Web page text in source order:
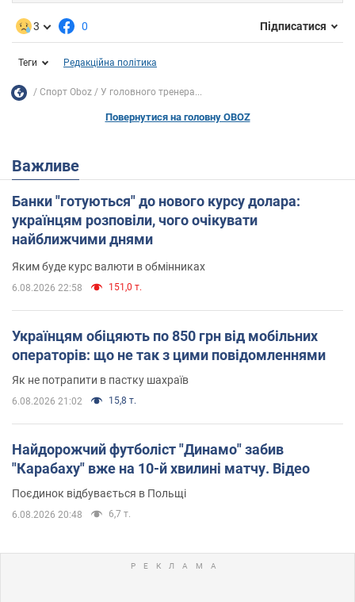
3 0 Підписатися
Теги Редакційна політика
Спорт Oboz У головного тренера...
Повернутися на головну OBOZ
Важливе
Банки "готуються" до нового курсу долара:
українцям розповіли, чого очікувати
найближчими днями
Яким буде курс валюти в обмінниках
6.08.2026 22:58 151,0 т.
Українцям обіцяють по 850 грн від мобільних
операторів: що не так з цими повідомленнями
Як не потрапити в пастку шахраїв
6.08.2026 21:02 15,8 т.
Найдорожчий футболіст "Динамо" забив
"Карабаху" вже на 10-й хвилині матчу. Відео
Поєдинок відбувається в Польщі
6.08.2026 20:48 6,7 т.